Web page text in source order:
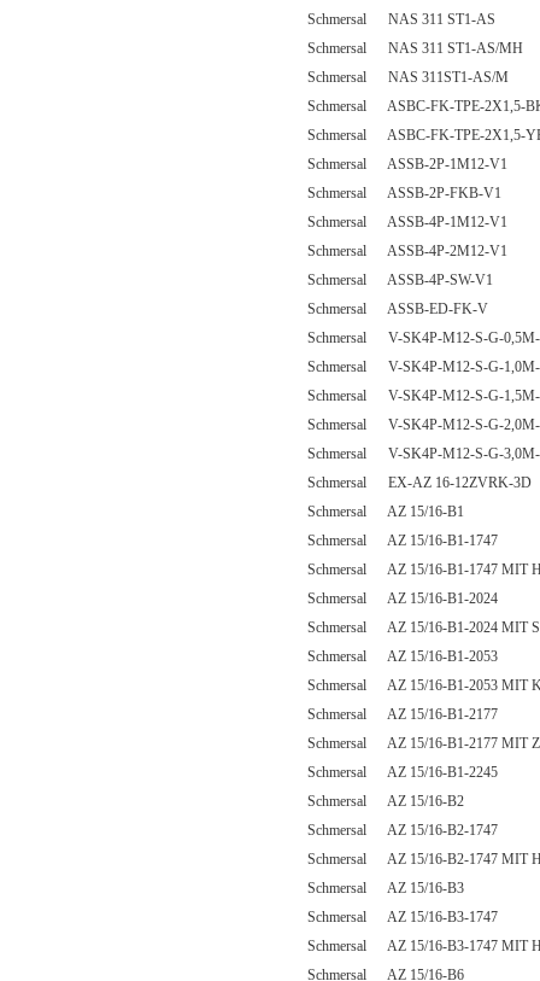
Schmersal NAS 311 ST1-AS
Schmersal NAS 311 ST1-AS/MH
Schmersal NAS 311ST1-AS/M
Schmersal ASBC-FK-TPE-2X1,5-
Schmersal ASBC-FK-TPE-2X1,5-
Schmersal ASSB-2P-1M12-V1
Schmersal ASSB-2P-FKB-V1
Schmersal ASSB-4P-1M12-V1
Schmersal ASSB-4P-2M12-V1
Schmersal ASSB-4P-SW-V1
Schmersal ASSB-ED-FK-V
Schmersal V-SK4P-M12-S-G-
Schmersal V-SK4P-M12-S-G-
Schmersal V-SK4P-M12-S-G-
Schmersal V-SK4P-M12-S-G-
Schmersal V-SK4P-M12-S-G-
Schmersal EX-AZ 16-12ZVRK-3D
Schmersal AZ 15/16-B1
Schmersal AZ 15/16-B1-1747
Schmersal AZ 15/16-B1-1747 MIT
Schmersal AZ 15/16-B1-2024
Schmersal AZ 15/16-B1-2024 MIT
Schmersal AZ 15/16-B1-2053
Schmersal AZ 15/16-B1-2053 MIT
Schmersal AZ 15/16-B1-2177
Schmersal AZ 15/16-B1-2177 MIT
Schmersal AZ 15/16-B1-2245
Schmersal AZ 15/16-B2
Schmersal AZ 15/16-B2-1747
Schmersal AZ 15/16-B2-1747 MIT
Schmersal AZ 15/16-B3
Schmersal AZ 15/16-B3-1747
Schmersal AZ 15/16-B3-1747 MIT
Schmersal AZ 15/16-B6